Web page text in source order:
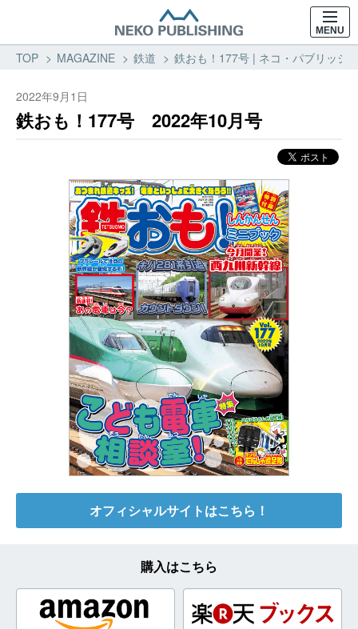
MENU
TOP MAGAZINE 鉄道 鉄おも！177号 | ネコ・パブリッシ
2022年9月1日
鉄おも！177号 2022年10月号
オフィシャルサイトはこちら！
購入はこちら